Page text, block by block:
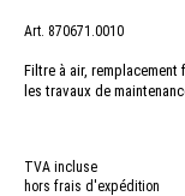
Art. 870671.0010
Filtre à air,
les travaux de
TVA incluse
hors frais d'expédition